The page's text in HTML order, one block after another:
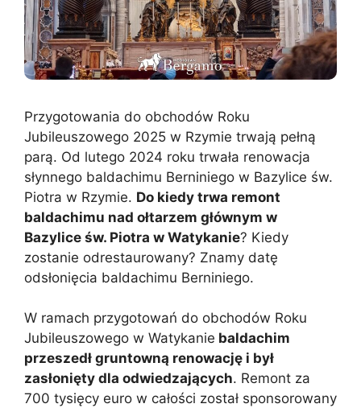
Przygotowania do obchodów Roku
Jubileuszowego 2025 w Rzymie trwają pełną
parą. Od lutego 2024 roku trwała renowacja
słynnego baldachimu Berniniego w Bazylice św.
Piotra w Rzymie. Do kiedy trwa remont
baldachimu nad ołtarzem głównym w
Bazylice św. Piotra w Watykanie? Kiedy
zostanie odrestaurowany? Znamy datę
odsłonięcia baldachimu Berniniego.
W ramach przygotowań do obchodów Roku
Jubileuszowego w Watykanie baldachim
przeszedł gruntowną renowację i był
zasłonięty dla odwiedzających. Remont za
700 tysięcy euro w całości został sponsorowany